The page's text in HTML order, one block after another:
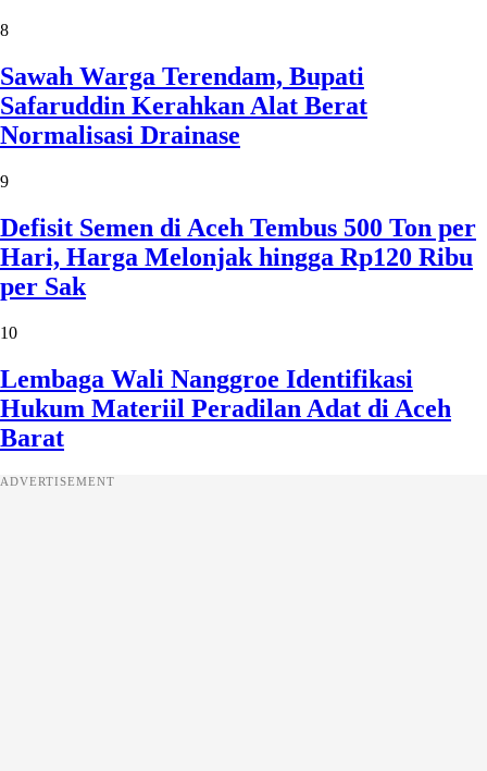
8
Sawah Warga Terendam, Bupati
Safaruddin Kerahkan Alat Berat
Normalisasi Drainase
9
Defisit Semen di Aceh Tembus 500 Ton per
Hari, Harga Melonjak hingga Rp120 Ribu
per Sak
10
Lembaga Wali Nanggroe Identifikasi
Hukum Materiil Peradilan Adat di Aceh
Barat
ADVERTISEMENT